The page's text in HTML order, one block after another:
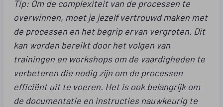
Tip: Om de complexiteit van de processen te
overwinnen, moet je jezelf vertrouwd maken met
de processen en het begrip ervan vergroten. Dit
kan worden bereikt door het volgen van
trainingen en workshops om de vaardigheden te
verbeteren die nodig zijn om de processen
efficiënt uit te voeren. Het is ook belangrijk om
de documentatie en instructies nauwkeurig te